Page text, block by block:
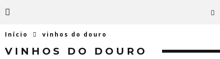
Início vinhos do douro
VINHOS DO DOURO